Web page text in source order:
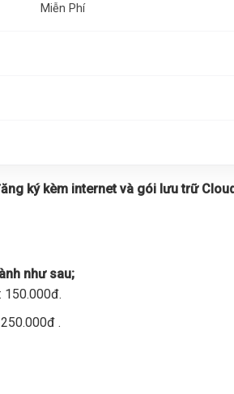
Miễn Phí
ký kèm internet và gói lưu trữ
như sau;
150.000đ.
.